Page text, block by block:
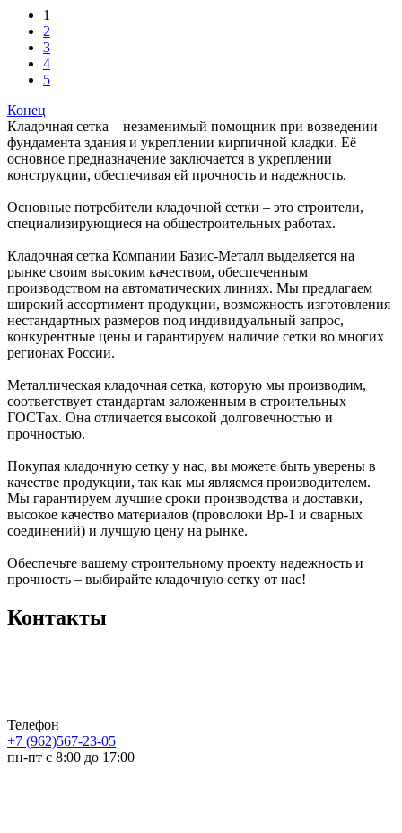
1
2
3
4
5
Конец
Кладочная сетка – незаменимый помощник при возведении
фундамента здания и укреплении кирпичной кладки. Её
основное предназначение заключается в укреплении
конструкции, обеспечивая ей прочность и надежность.
Основные потребители кладочной сетки – это строители,
специализирующиеся на общестроительных работах.
Кладочная сетка Компании Базис-Металл выделяется на
рынке своим высоким качеством, обеспеченным
производством на автоматических линиях. Мы предлагаем
широкий ассортимент продукции, возможность изготовления
нестандартных размеров под индивидуальный запрос,
конкурентные цены и гарантируем наличие сетки во многих
регионах России.
Металлическая кладочная сетка, которую мы производим,
соответствует стандартам заложенным в строительных
ГОСТах. Она отличается высокой долговечностью и
прочностью.
Покупая кладочную сетку у нас, вы можете быть уверены в
качестве продукции, так как мы являемся производителем.
Мы гарантируем лучшие сроки производства и доставки,
высокое качество материалов (проволоки Вр-1 и сварных
соединений) и лучшую цену на рынке.
Обеспечьте вашему строительному проекту надежность и
прочность – выбирайте кладочную сетку от нас!
Контакты
Телефон
+7 (962)567-23-05
пн-пт с 8:00 до 17:00